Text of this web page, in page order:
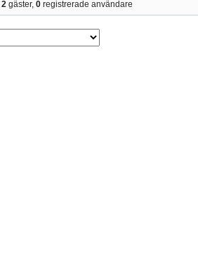
2 gäster, 0 registrerade användare